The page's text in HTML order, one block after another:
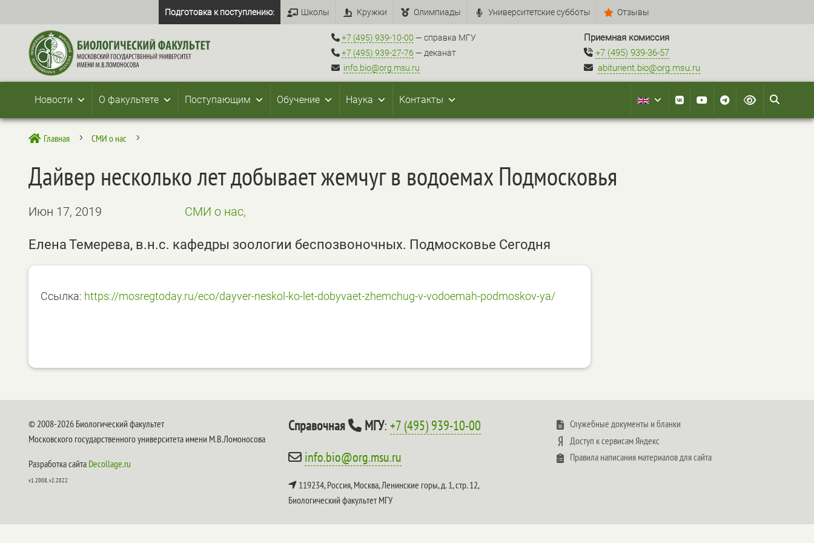
Подготовка к поступлению: Школы Кружки Олимпиады Университетские субботы Отзывы
+7 (495) 939-10-00 — справка МГУ
+7 (495) 939-27-76 — деканат
info.bio@org.msu.ru
Приемная комиссия
+7 (495) 939-36-57
abiturient.bio@org.msu.ru
Новости О факультете Поступающим Обучение Наука Контакты
 Главная 5 СМИ о нас 5
Дайвер несколько лет добывает жемчуг в водоемах Подмосковья
Июн 17, 2019 СМИ о нас,
Елена Темерева, в.н.с. кафедры зоологии беспозвоночных. Подмосковье Сегодня
Ссылка: https://mosregtoday.ru/eco/dayver-neskol-ko-let-dobyvaet-zhemchug-v-vodoemah-podmoskov-ya/
© 2008-2026 Биологический факультет
Московского государственного университета имени М.В.Ломоносова
Разработка сайта Decollage.ru
v1.2008, v2.2022
Справочная МГУ:+7 (495) 939-10-00
info.bio@org.msu.ru
119234, Россия, Москва, Ленинские горы, д. 1, стр. 12,
Биологический факультет МГУ
Служебные документы и бланки
Доступ к сервисам Яндекс
Правила написания материалов для сайта